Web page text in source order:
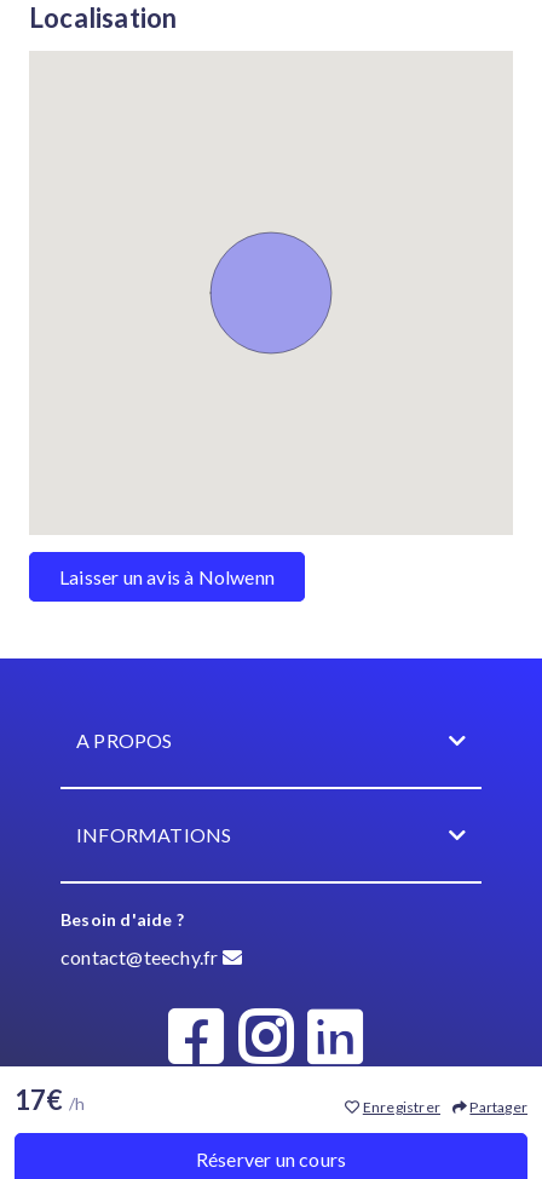
Localisation
Laisser un avis à Nolwenn
17€ /h Enregistrer Partager
Réserver un cours
A PROPOS
INFORMATIONS
Besoin d'aide ?
contact@teechy.fr
© Teechy 2021